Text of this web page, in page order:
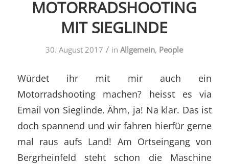
MOTORRADSHOOTING
MIT SIEGLINDE
30. August 2017 / inAllgemein, People
Würdet ihr mit mir auch ein
Motorradshooting machen? heisst es via
Email von Sieglinde. Ähm, ja! Na klar. Das ist
doch spannend und wir fahren hierfür gerne
mal raus aufs Land! Am Ortseingang von
Bergrheinfeld steht schon die Maschine